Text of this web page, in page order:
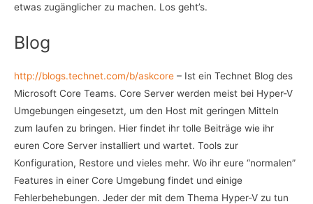
etwas zugänglicher zu machen. Los geht’s.
Blog
http://blogs.technet.com/b/askcore – Ist ein Technet Blog des
Microsoft Core Teams. Core Server werden meist bei Hyper-V
Umgebungen eingesetzt, um den Host mit geringen Mitteln
zum laufen zu bringen. Hier findet ihr tolle Beiträge wie ihr
euren Core Server installiert und wartet. Tools zur
Konfiguration, Restore und vieles mehr. Wo ihr eure “normalen”
Features in einer Core Umgebung findet und einige
Fehlerbehebungen. Jeder der mit dem Thema Hyper-V zu tun